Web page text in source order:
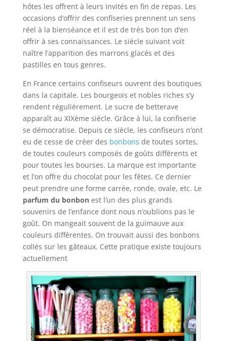
hôtes les offrent à leurs invités en fin de repas. Les
occasions d’offrir des confiseries prennent un sens
réel à la bienséance et il est de très bon ton d’en
offrir à ses connaissances. Le siècle suivant voit
naître l’apparition des marrons glacés et des
pastilles en tous genres.
En France certains confiseurs ouvrent des boutiques
dans la capitale. Les bourgeois et nobles riches s’y
rendent régulièrement. Le sucre de betterave
apparaît au XIXème siècle. Grâce à lui, la confiserie
se démocratise. Depuis ce siècle, les confiseurs n’ont
eu de cesse de créer des bonbons de toutes sortes,
de toutes couleurs composés de goûts différents et
pour toutes les bourses. La marque est importante
et l’on offre du chocolat pour les fêtes. Ce dernier
peut prendre une forme carrée, ronde, ovale, etc. Le
parfum du bonbonest l’un des plus grands
souvenirs de l’enfance dont nous n’oublions pas le
goût. On mangeait souvent de la guimauve aux
couleurs différentes. On trouvait aussi des bonbons
collés sur les gâteaux. Cette pratique existe toujours
actuellement